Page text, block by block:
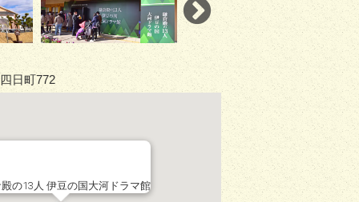
日町772
の13人 伊豆の国大河ドラマ館